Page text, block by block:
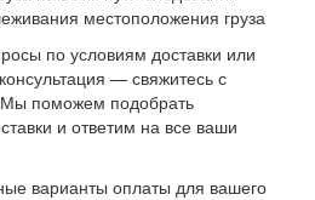
местоположения груза
по условиям доставки или
— свяжитесь с
поможем подобрать
и ответим на все ваши
варианты оплаты для вашего